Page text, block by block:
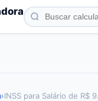
›INSS para Salário de R$